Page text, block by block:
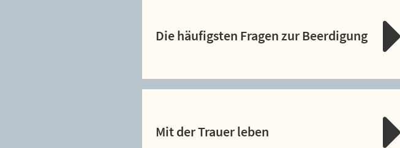
Die häufigsten Fragen zur Beerdigung
Mit der Trauer leben